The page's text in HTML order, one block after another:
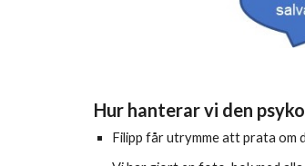
Hur hanterar vi den
Filipp får utrymme att prata om